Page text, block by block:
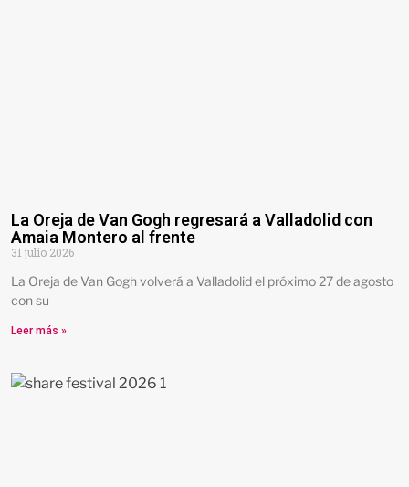
La Oreja de Van Gogh regresará a Valladolid con
Amaia Montero al frente
31 julio 2026
La Oreja de Van Gogh volverá a Valladolid el próximo 27 de agosto
con su
Leer más »